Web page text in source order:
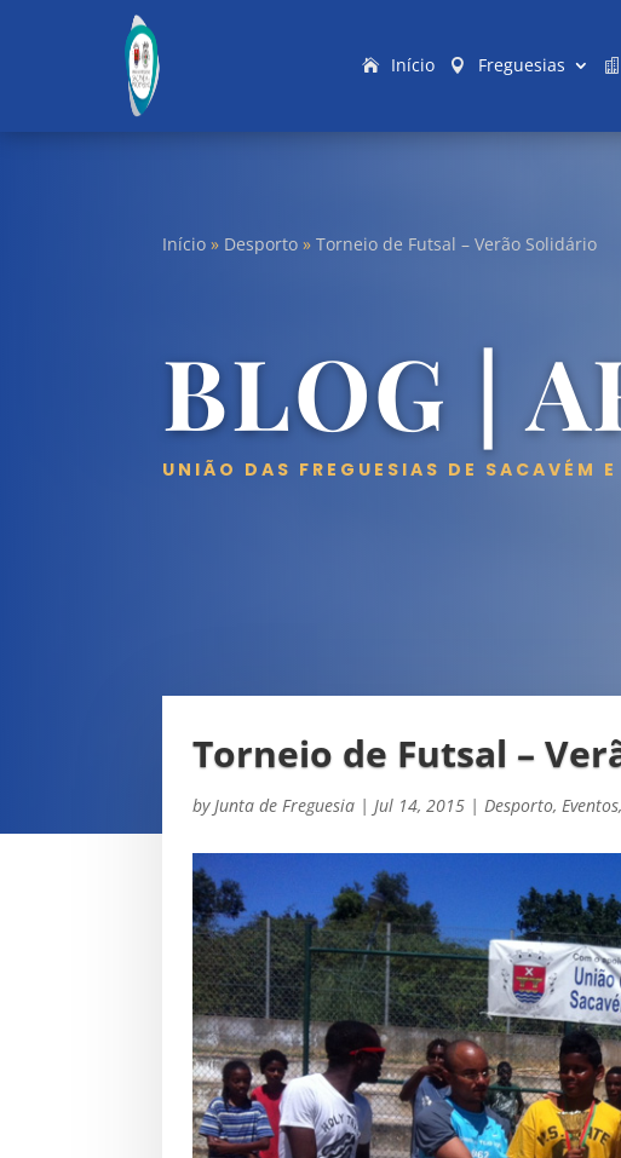
Início Freguesias
Início » Desporto »Torneio de Futsal – Verão Solidário
BLOG |
UNIÃO DAS FREGUESIAS DE SACAVÉM E
Torneio de Futsal –
by Junta de Freguesia | Jul 14, 2015 | Desporto, Eventos,